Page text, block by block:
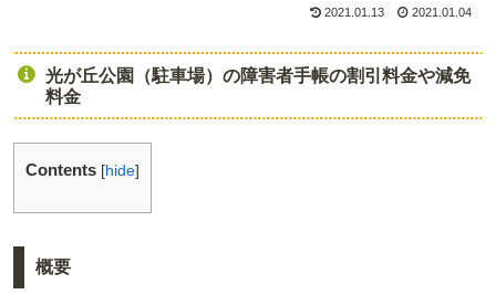
2021.01.13 2021.01.04
光が丘公園（駐車場）の障害者手帳の割引料金や減免
料金
Contents [hide]
概要